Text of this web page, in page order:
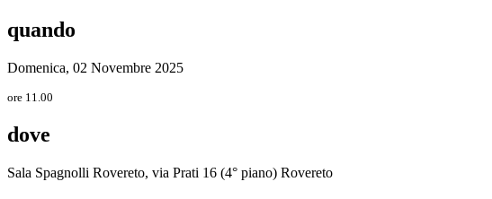
quando
Domenica, 02 Novembre 2025
ore 11.00
dove
Sala Spagnolli Rovereto, via Prati 16 (4° piano) Rovereto